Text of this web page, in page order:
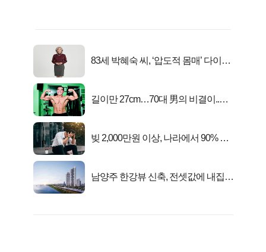
83세 박혜숙 씨, ‘압도적 몸매’ 다이어
길이만 27cm…70대 男의 비결이..충
빚 2,000만원 이상, 나라에서 90% 갚
남양주 한강뷰 신축, 전셋값에 내집마